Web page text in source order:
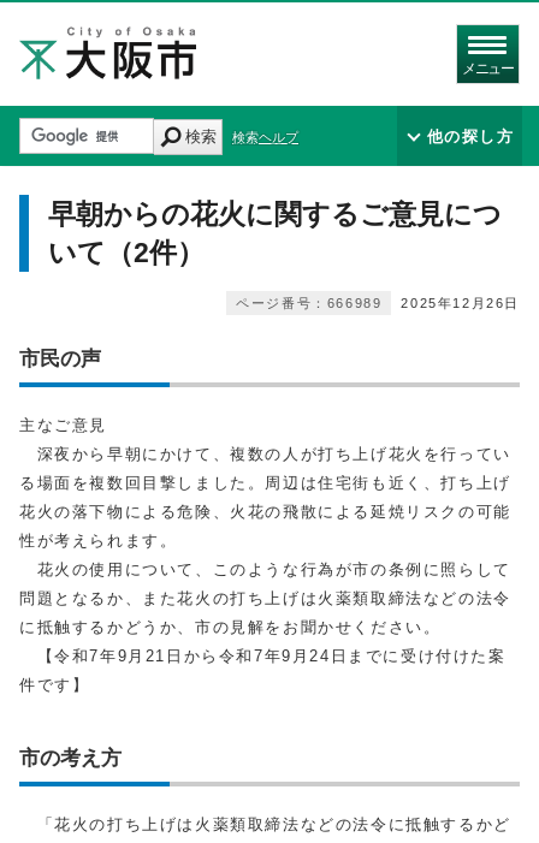
メニュー
検索 検索ヘルプ 他の探し方
早朝からの花火に関するご意見につ
いて（2件）
2025年12月26日
ページ番号：666989
市民の声
主なご意見
深夜から早朝にかけて、複数の人が打ち上げ花火を行ってい
る場面を複数回目撃しました。周辺は住宅街も近く、打ち上げ
花火の落下物による危険、火花の飛散による延焼リスクの可能
性が考えられます。
花火の使用について、このような行為が市の条例に照らして
問題となるか、また花火の打ち上げは火薬類取締法などの法令
に抵触するかどうか、市の見解をお聞かせください。
【令和7年9月21日から令和7年9月24日までに受け付けた案
件です】
市の考え方
「花火の打ち上げは火薬類取締法などの法令に抵触するかど